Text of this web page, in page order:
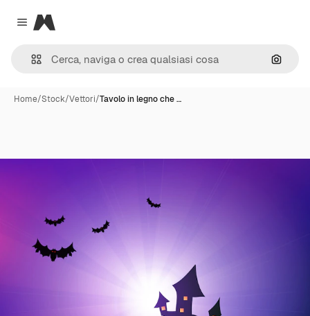
Close menu
Magnific
Cerca
Home/Stock/Vettori/Tavolo in legno che …